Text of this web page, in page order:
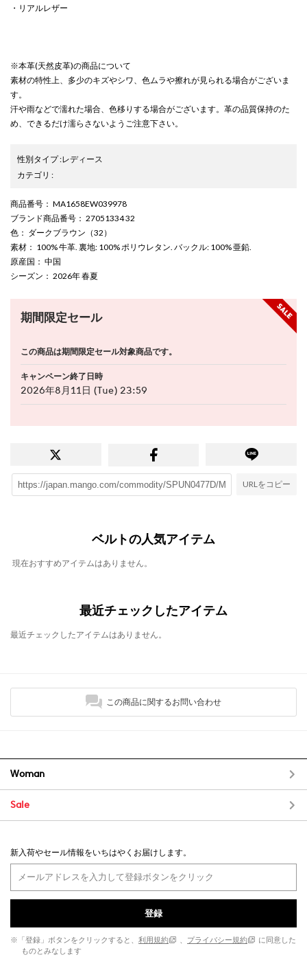
・リアルレザー
※本革(天然皮革)の商品について
素材の特性上、多少のキズやシワ、色ムラや擦れが見られる場合がございま
す。
汗や雨などで濡れた場合、色移りする場合がございます。革の品質保持のた
め、できるだけ濡らさないようご注意下さい。
性別タイプ:レディース
カテゴリ :
商品番号 ： MA1658EW039978
ブランド商品番号 ： 27051334 32
色 ： ダークブラウン（32）
素材 ： 100% 牛革. 裏地: 100% ポリウレタン. バックル: 100% 亜鉛.
原産国 ： 中国
シーズン ： 2026年 春夏
期間限定セール
この商品は期間限定セール対象商品です。
キャンペーン終了日時
2026年8月11日 (Tue) 23:59
URLをコピー
ベルトの人気アイテム
現在おすすめアイテムはありません。
最近チェックしたアイテム
最近チェックしたアイテムはありません。
この商品に関するお問い合わせ
Woman
Sale
新入荷やセール情報をいちはやくお届けします。
登録
※「登録」ボタンをクリックすると、 利用規約 、 プライバシー規約
に同意した
ものとみなします